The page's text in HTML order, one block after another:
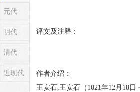
元代
明代
清代
近现代
译文及注释：
作者介绍：
王安石,王安石（1021年12月18日